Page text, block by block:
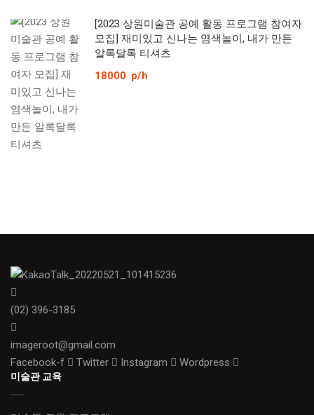
[2023 상원미술관 공예 활동 프로그램 참여자
모집] 재미있고 신나는 염색놀이, 내가 만든
알록달록 티셔츠
18000 p/h
(02) 396-3185
imageroot@gmail.com
Facebook-f
Twitter Instagram Wordpress
미술관 교육